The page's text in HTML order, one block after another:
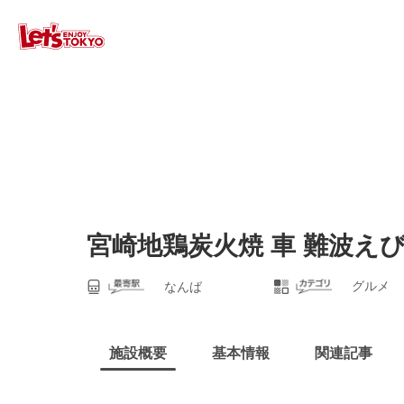
宮崎地鶏炭火焼 車 難波え
なんば グルメ
施設概要 基本情報 関連記事